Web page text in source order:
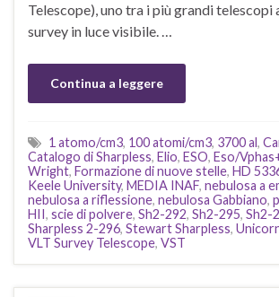
Telescope), uno tra i più grandi telescopi
survey in luce visibile. …
Continua a leggere
1 atomo/cm3, 100 atomi/cm3, 3700 al,
Catalogo di Sharpless, Elio, ESO, Eso/
Wright, Formazione di nuove stelle, HD
Keele University, MEDIA INAF, nebulosa a
nebulosa a riflessione, nebulosa Gabbiano,
HII, scie di polvere, Sh2-292, Sh2-295, Sh2-
Sharpless 2-296, Stewart Sharpless,
VLT Survey Telescope, VST